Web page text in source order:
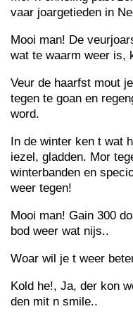
vaar joargetieden in
Mooi man! De
wat te waarm weer is,
Veur de haarfst mout
tegen te goan en
word.
In de winter ken t wat
iezel, gladden. Mor
winterbanden en
weer tegen!
Mooi man! Gain 300
bod weer wat nijs..
Woar wil je t weer
Kold he!, Ja, der kon
den mit n smile..